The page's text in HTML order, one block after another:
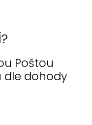
Poštou
dle dohody